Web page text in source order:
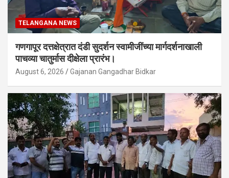
TELANGANA NEWS
गणगापूर दत्तक्षेत्रात दंडी सुदर्शन स्वामीजींच्या मार्गदर्शनाखाली
पाचव्या चातुर्मास दीक्षेला प्रारंभ।
August 6, 2026 Gajanan Gangadhar Bidkar